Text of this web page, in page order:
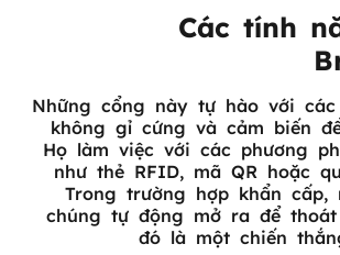
Các tính
Những cổng này tự hào với
không gỉ cứng và cảm biến
Họ làm việc với các phương
như thẻ RFID, mã QR hoặc
Trong trường hợp khẩn cấp,
chúng tự động mở ra để thoát
đó là một chiến